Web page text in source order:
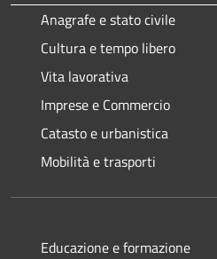
Anagrafe e stato civile
Cultura e tempo libero
Vita lavorativa
Imprese e Commercio
Catasto e urbanistica
Mobilità e trasporti
Educazione e formazione